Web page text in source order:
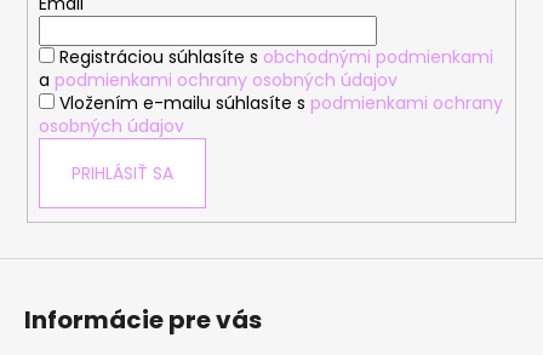
Registráciou súhlasíte s obchodnými podmienkami
a podmienkami ochrany osobných údajov
Vložením e-mailu súhlasíte s podmienkami ochrany
osobných údajov
PRIHLÁSIŤ SA
Informácie pre vás